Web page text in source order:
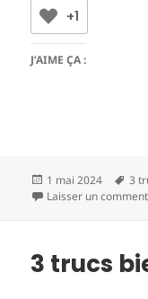
+1
J’AIME ÇA :
Publié
le
1 mai 2024
clés
3
Laisser un
3 trucs